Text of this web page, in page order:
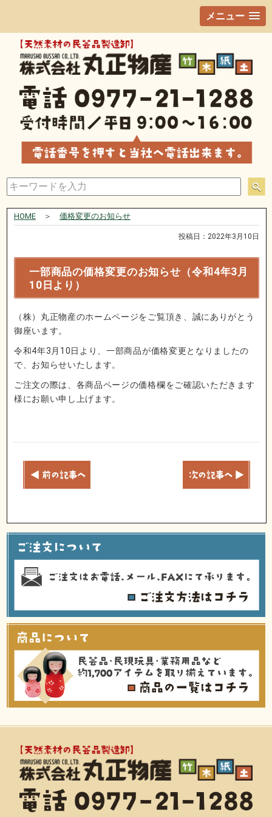
メニュー
HOME＞ 価格変更のお知らせ
投稿日：2022年3月10日
一部商品の価格変更のお知らせ（令和4年3月
10日より）
（株）丸正物産のホームページをご覧頂き、誠にありがとう
御座います。
令和4年3月10日より、一部商品が価格変更となりましたの
で、お知らせいたします。
ご注文の際は、各商品ページの価格欄をご確認いただきます
様にお願い申し上げます。